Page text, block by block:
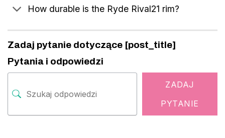
How durable is the Ryde Rival21 rim?
Zadaj pytanie dotyczące [post_title]
Pytania i odpowiedzi
ZADAJ
PYTANIE